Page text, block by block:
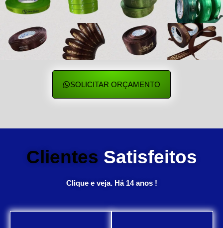
SOLICITAR ORÇAMENTO
Clientes Satisfeitos
Clique e veja. Há 14 anos !